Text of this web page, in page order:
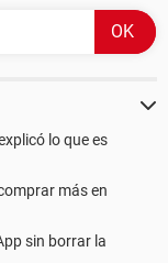
lo que es
más en
sin borrar la